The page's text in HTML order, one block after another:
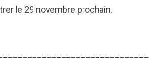
le 29 novembre prochain.